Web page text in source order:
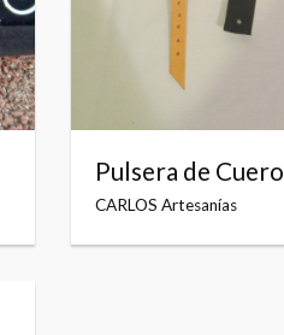
Pulsera de Cuero
CARLOS Artesanías